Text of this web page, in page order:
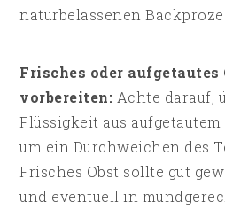
naturbelassenen
Frisches oder
vorbereiten: Achte darauf,
Flüssigkeit aus
um ein Durchweichen des
Frisches Obst sollte gut
und eventuell in